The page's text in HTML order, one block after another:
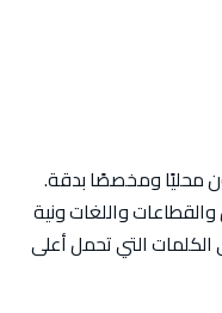
محليًا ومخصصًا بدقة.
واللغات ونية
الكلمات التي تحمل أعلى